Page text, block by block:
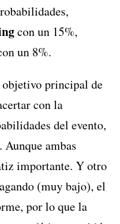
con un 15%,
un 8%.
objetivo principal de
con la
del evento,
Aunque ambas
importante. Y otro
(muy bajo), el
por lo que la